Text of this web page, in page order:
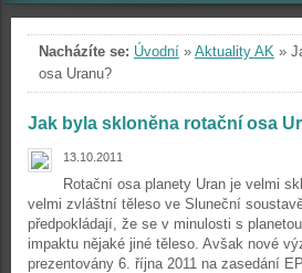
Nacházíte se: Úvodní » Aktuality AK »
osa Uranu?
Jak byla skloněna rotační osa
13.10.2011
Rotační osa planety Uran je velmi
velmi zvláštní těleso ve Sluneční
předpokládají, že se v minulosti s
impaktu nějaké jiné těleso. Avšak nové
prezentovány 6. října 2011 na zasedání